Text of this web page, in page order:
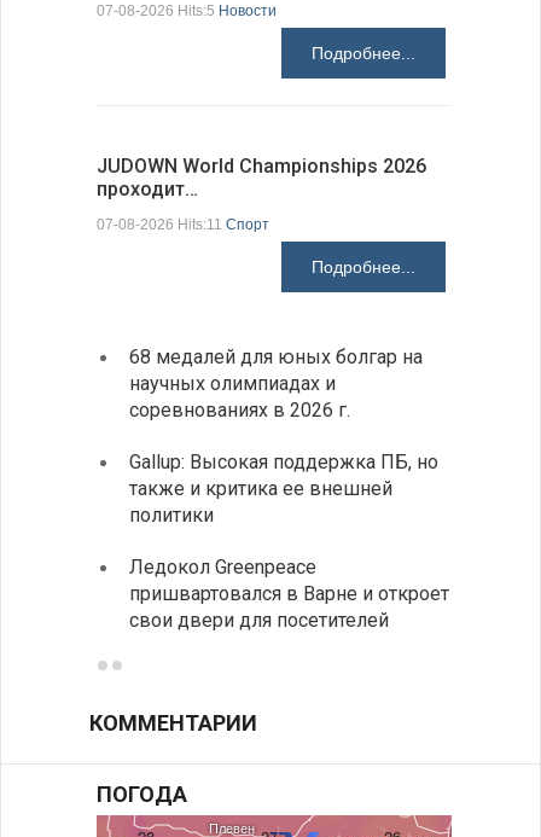
07-08-2026 Hits:5 Новости
Подробнее...
JUDOWN World Championships 2026
проходит…
07-08-2026 Hits:11 Спорт
Подробнее...
68 медалей для юных болгар на
научных олимпиадах и
соревнованиях в 2026 г.
Gallup: Высокая поддержка ПБ, но
также и критика ее внешней
политики
Ледокол Greenpeace
пришвартовался в Варне и откроет
свои двери для посетителей
КОММЕНТАРИИ
ПОГОДА